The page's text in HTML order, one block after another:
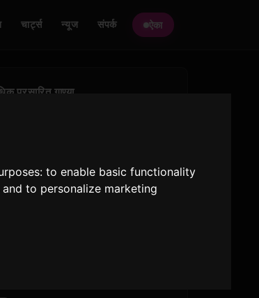
to enable basic functionality
to personalize marketing
चार्ट्स न्यूज संपर्क ऐका
प्रसारित गाण्या
SWIM
BTS